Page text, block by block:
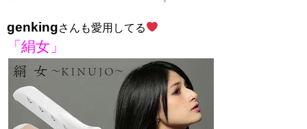
genkingさんも愛用してる
「絹女」